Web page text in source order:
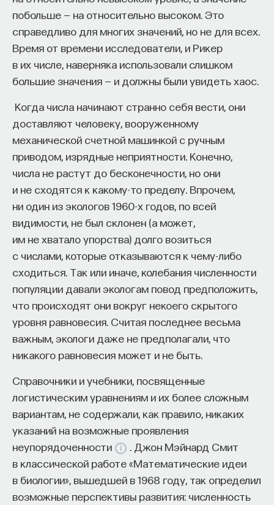
побольше — на относительно высоком. Это
справедливо для многих значений, но не для всех.
Время от времени исследователи, и Рикер
в их числе, наверняка использовали слишком
большие значения — и должны были увидеть хаос.
Когда числа начинают странно себя вести, они
доставляют человеку, вооруженному
механической счетной машинкой с ручным
приводом, изрядные неприятности. Конечно,
числа не растут до бесконечности, но они
и не сходятся к какому-то пределу. Впрочем,
ни один из экологов 1960-х годов, по всей
видимости, не был склонен (а может,
им не хватало упорства) долго возиться
с числами, которые отказываются к чему-либо
сходиться. Так или иначе, колебания численности
популяции давали экологам повод предположить,
что происходят они вокруг некоего скрытого
уровня равновесия. Считая последнее весьма
важным, экологи даже не предполагали, что
никакого равновесия может и не быть.
Справочники и учебники, посвященные
логистическим уравнениям и их более сложным
вариантам, не содержали, как правило, никаких
указаний на возможные проявления
неупорядоченности
. Джон Мэйнард Смит
в классической работе «Математические идеи
в биологии», вышедшей в 1968 году, так определил
возможные перспективы развития: численность
Внеси свой вклад в дело
просвещения!
ПОДДЕРЖАТЬ ПОСТНАУКУ